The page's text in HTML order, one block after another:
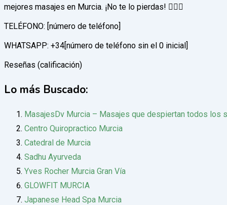
mejores masajes en Murcia. ¡No te lo pierdas! 🧘‍♀️✨
TELÉFONO: [número de teléfono]
WHATSAPP: +34[número de teléfono sin el 0 inicial]
Reseñas (calificación)
Lo más Buscado:
MasajesDv Murcia – Masajes que despiertan todos los
Centro Quiropractico Murcia
Catedral de Murcia
Sadhu Ayurveda
Yves Rocher Murcia Gran Vía
GLOWFIT MURCIA
Japanese Head Spa Murcia